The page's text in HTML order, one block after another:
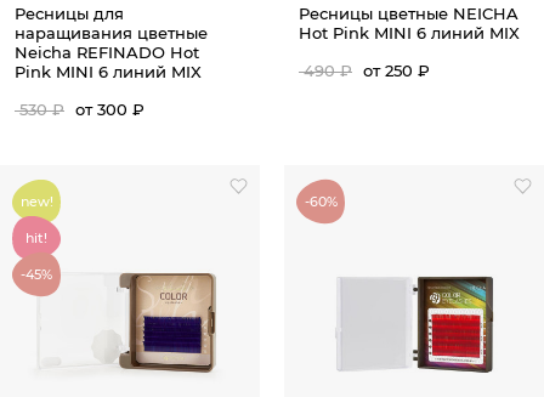
Ресницы для
наращивания цветные
Neicha REFINADO Hot
Pink MINI 6 линий MIX
530 ₽ от 300 ₽
Ресницы цветные NEICHA
Hot Pink MINI 6 линий MIX
490 ₽ от 250 ₽
new!
hit!
-45%
-60%